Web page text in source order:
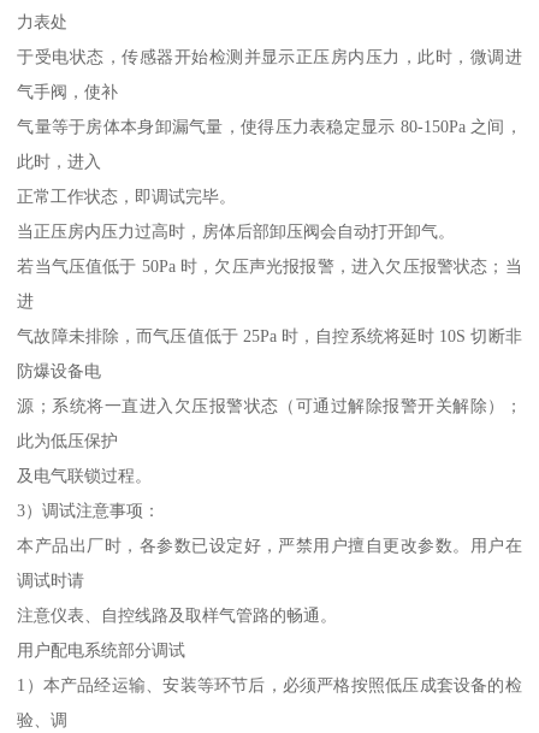
力表处
于受电状态，传感器开始检测并显示正压房内压力，此时，微调进
气手阀，使补
气量等于房体本身卸漏气量，使得压力表稳定显示 80-150Pa 之间，
此时，进入
正常工作状态，即调试完毕。
当正压房内压力过高时，房体后部卸压阀会自动打开卸气。
若当气压值低于 50Pa 时，欠压声光报报警，进入欠压报警状态；当
进
气故障未排除，而气压值低于 25Pa 时，自控系统将延时 10S 切断非
防爆设备电
源；系统将一直进入欠压报警状态（可通过解除报警开关解除）；
此为低压保护
及电气联锁过程。
3）调试注意事项：
本产品出厂时，各参数已设定好，严禁用户擅自更改参数。用户在
调试时请
注意仪表、自控线路及取样气管路的畅通。
用户配电系统部分调试
1）本产品经运输、安装等环节后，必须严格按照低压成套设备的检
验、调